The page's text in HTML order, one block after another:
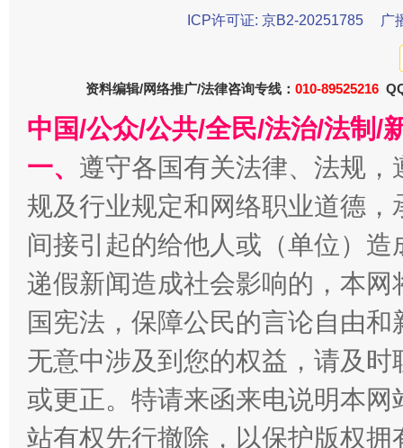
招工难、用工荒背后
网上购药对药下症？
ICP许可证: 京B2-20251785
广
资料编辑/网络推广/法律咨询专线： 010-89525216
中国/公众/公共/全民/法治/法制/
一、 遵守各国有关法律、法规
规及行业规定和网络职业道德
间接引起的给他人或（单位）
递假新闻造成社会影响的，本
国宪法，保障公民的言论自由
无意中涉及到您的权益，请及
或更正。特请来函来电说明本
站有权先行撤除，以保护版权